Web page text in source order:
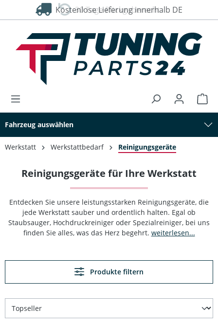
springen Kostenlose Lieferung innerhalb DE
30 Tage Rückgaberecht
Fahrzeug auswählen
Werkstatt Werkstattbedarf Reinigungsgeräte
Reinigungsgeräte für Ihre Werkstatt
Entdecken Sie unsere leistungsstarken Reinigungsgeräte, die
jede Werkstatt sauber und ordentlich halten. Egal ob
Staubsauger, Hochdruckreiniger oder Spezialreiniger, bei uns
finden Sie alles, was das Herz begehrt. weiterlesen...
Produkte filtern